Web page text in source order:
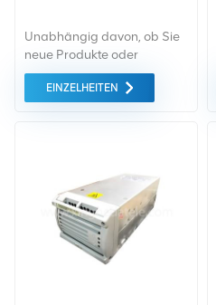
Unabhängig davon, ob Sie
neue Produkte oder
renovierte Produkte
benötigen, ist eine
Standard. Wir kaufen nur
Markt ein. All dies wird zum
bestmöglichen Preis
angeboten.
EINZELHEITEN